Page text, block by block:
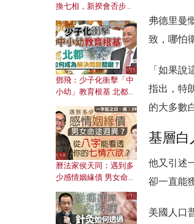
弗德里曼
致，哪怕
「如果
指出，特
的大多數
基層白
他又引述
卻一直能
美國人口
換七相，新揆會否步前
濟為何仍然低迷？
鄧飛：少子化衝擊「中
小幼」教育根基 北都如
曆法家侯天同：遇到多
少感情姻緣債 男女命途
的七情六欲？